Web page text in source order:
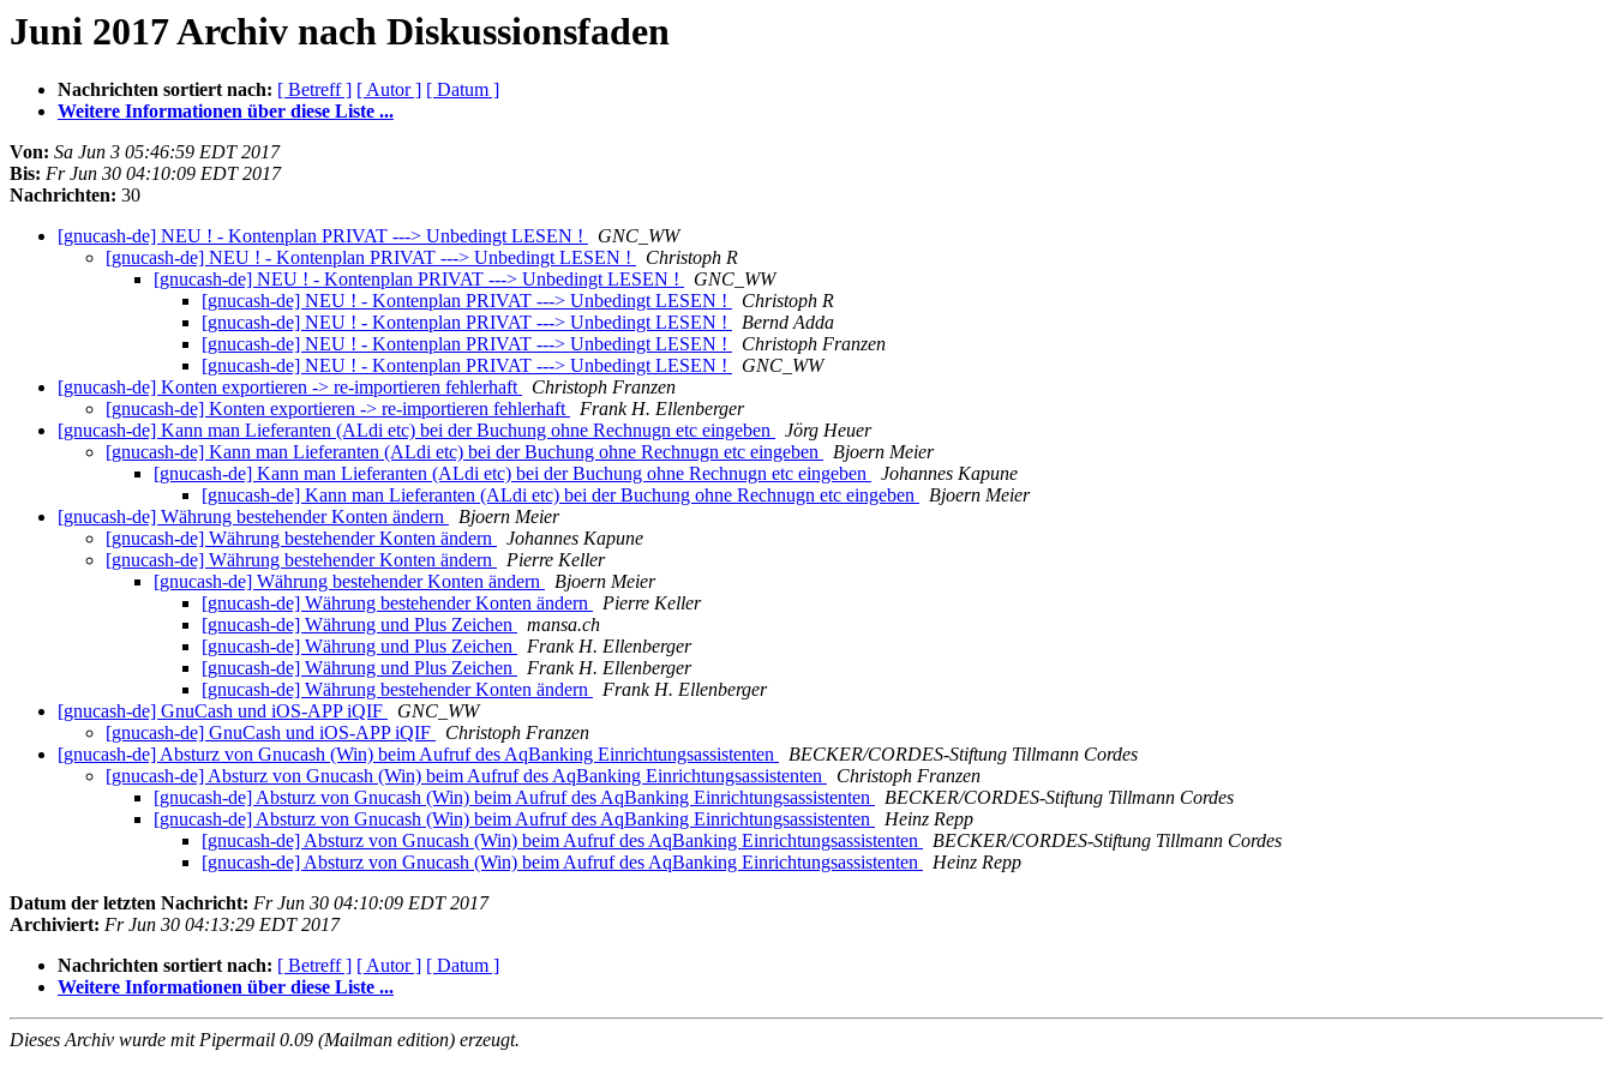
Juni 2017 Archiv nach Diskussionsfaden
Nachrichten sortiert nach: [ Betreff ] [ Autor ] [ Datum ]
Weitere Informationen über diese Liste ...
Von: Sa Jun 3 05:46:59 EDT 2017
Bis: Fr Jun 30 04:10:09 EDT 2017
Nachrichten: 30
[gnucash-de] NEU ! - Kontenplan PRIVAT ---> Unbedingt LESEN !
GNC_WW
[gnucash-de] NEU ! - Kontenplan PRIVAT ---> Unbedingt LESEN !
Christoph R
[gnucash-de] NEU ! - Kontenplan PRIVAT ---> Unbedingt LESEN !
GNC_WW
[gnucash-de] NEU ! - Kontenplan PRIVAT ---> Unbedingt LESEN !
Christoph R
[gnucash-de] NEU ! - Kontenplan PRIVAT ---> Unbedingt LESEN !
Bernd Adda
[gnucash-de] NEU ! - Kontenplan PRIVAT ---> Unbedingt LESEN !
Christoph Franzen
[gnucash-de] NEU ! - Kontenplan PRIVAT ---> Unbedingt LESEN !
GNC_WW
[gnucash-de] Konten exportieren -> re-importieren fehlerhaft
Christoph Franzen
[gnucash-de] Konten exportieren -> re-importieren fehlerhaft
Frank H. Ellenberger
[gnucash-de] Kann man Lieferanten (ALdi etc) bei der Buchung ohne Rechnugn etc eingeben
Jörg Heuer
[gnucash-de] Kann man Lieferanten (ALdi etc) bei der Buchung ohne Rechnugn etc eingeben
Bjoern Meier
[gnucash-de] Kann man Lieferanten (ALdi etc) bei der Buchung ohne Rechnugn etc eingeben
Johannes Kapune
[gnucash-de] Kann man Lieferanten (ALdi etc) bei der Buchung ohne Rechnugn etc eingeben
Bjoern Meier
[gnucash-de] Währung bestehender Konten ändern
Bjoern Meier
[gnucash-de] Währung bestehender Konten ändern
Johannes Kapune
[gnucash-de] Währung bestehender Konten ändern
Pierre Keller
[gnucash-de] Währung bestehender Konten ändern
Bjoern Meier
[gnucash-de] Währung bestehender Konten ändern
Pierre Keller
[gnucash-de] Währung und Plus Zeichen
mansa.ch
[gnucash-de] Währung und Plus Zeichen
Frank H. Ellenberger
[gnucash-de] Währung und Plus Zeichen
Frank H. Ellenberger
[gnucash-de] Währung bestehender Konten ändern
Frank H. Ellenberger
[gnucash-de] GnuCash und iOS-APP iQIF
GNC_WW
[gnucash-de] GnuCash und iOS-APP iQIF
Christoph Franzen
[gnucash-de] Absturz von Gnucash (Win) beim Aufruf des AqBanking Einrichtungsassistenten
BECKER/CORDES-Stiftung Tillmann Cordes
[gnucash-de] Absturz von Gnucash (Win) beim Aufruf des AqBanking Einrichtungsassistenten
Christoph Franzen
[gnucash-de] Absturz von Gnucash (Win) beim Aufruf des AqBanking Einrichtungsassistenten
BECKER/CORDES-Stiftung Tillmann Cordes
[gnucash-de] Absturz von Gnucash (Win) beim Aufruf des AqBanking Einrichtungsassistenten
Heinz Repp
[gnucash-de] Absturz von Gnucash (Win) beim Aufruf des AqBanking Einrichtungsassistenten
BECKER/CORDES-Stiftung Tillmann Cordes
[gnucash-de] Absturz von Gnucash (Win) beim Aufruf des AqBanking Einrichtungsassistenten
Heinz Repp
Datum der letzten Nachricht: Fr Jun 30 04:10:09 EDT 2017
Archiviert: Fr Jun 30 04:13:29 EDT 2017
Nachrichten sortiert nach: [ Betreff ] [ Autor ] [ Datum ]
Weitere Informationen über diese Liste ...
Dieses Archiv wurde mit Pipermail 0.09 (Mailman edition) erzeugt.